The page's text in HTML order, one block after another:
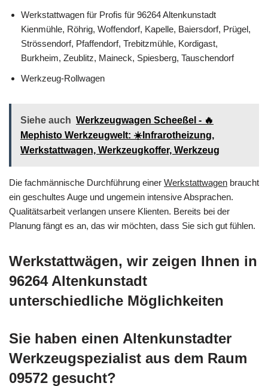
Werkstattwagen für Profis für 96264 Altenkunstadt
Kienmühle, Röhrig, Woffendorf, Kapelle, Baiersdorf, Prügel,
Strössendorf, Pfaffendorf, Trebitzmühle, Kordigast,
Burkheim, Zeublitz, Maineck, Spiesberg, Tauschendorf
Werkzeug-Rollwagen
Siehe auch Werkzeugwagen Scheeßel - 🔥
Mephisto Werkzeugwelt: ☀️Infrarotheizung,
Werkstattwagen, Werkzeugkoffer, Werkzeug
Die fachmännische Durchführung einer Werkstattwagen braucht
ein geschultes Auge und ungemein intensive Absprachen.
Qualitätsarbeit verlangen unsere Klienten. Bereits bei der
Planung fängt es an, das wir möchten, dass Sie sich gut fühlen.
Werkstattwägen, wir zeigen Ihnen in
96264 Altenkunstadt
unterschiedliche Möglichkeiten
Sie haben einen Altenkunstadter
Werkzeugspezialist aus dem Raum
09572 gesucht?